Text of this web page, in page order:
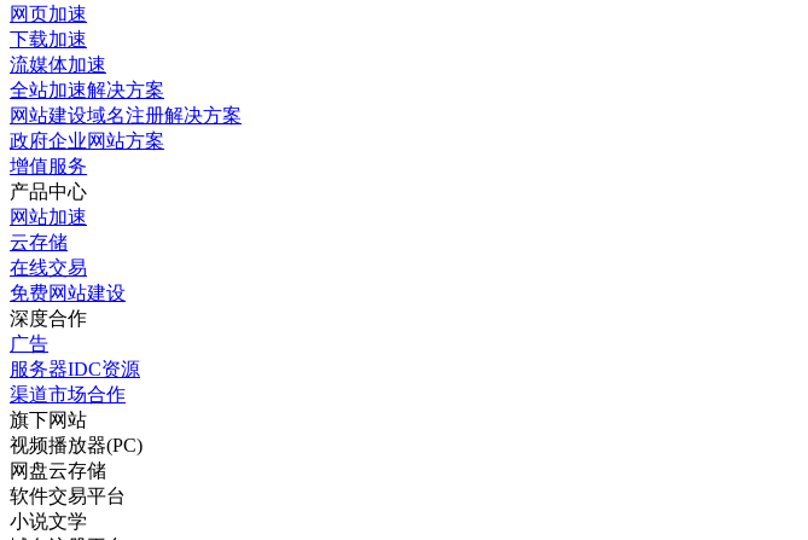
网页加速
下载加速
流媒体加速
全站加速解决方案
网站建设域名注册解决方案
政府企业网站方案
增值服务
产品中心
网站加速
云存储
在线交易
免费网站建设
深度合作
广告
服务器IDC资源
渠道市场合作
旗下网站
视频播放器(PC)
网盘云存储
软件交易平台
小说文学